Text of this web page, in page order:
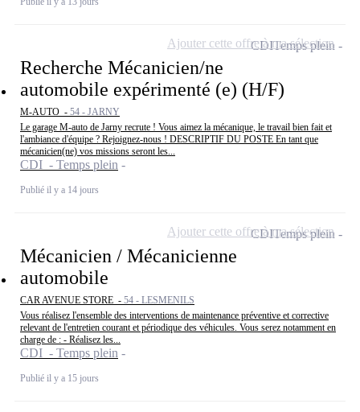
Recherche Mécanicien/ne
automobile expérimenté (e) (H/F)
M-AUTO - 54 - JARNY
Le garage M-auto de Jarny recrute ! Vous aimez la mécanique, le travail bien fait et
l'ambiance d'équipe ? Rejoignez-nous ! DESCRIPTIF DU POSTE En tant que
mécanicien(ne) vos missions seront les...
CDI - Temps plein
Publié il y a 14 jours
CDITemps plein
Ajouter cette offre à ma sélection
Mécanicien / Mécanicienne
automobile
CAR AVENUE STORE - 54 - LESMENILS
Vous réalisez l'ensemble des interventions de maintenance préventive et corrective
relevant de l'entretien courant et périodique des véhicules. Vous serez notamment en
charge de : - Réalisez les...
CDI - Temps plein
Publié il y a 15 jours
CDITemps plein
Ajouter cette offre à ma sélection